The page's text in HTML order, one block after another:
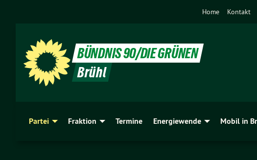
Home Kontakt
BÜNDNIS 90/DIE GRÜNEN
Brühl
Partei Fraktion Termine Energiewende Mobil in